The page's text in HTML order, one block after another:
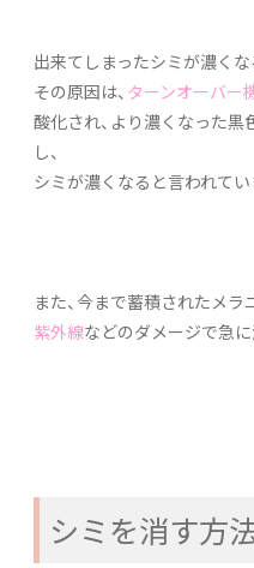
出来てしまったシミが濃くな
その原因は、 ターンオーバー
酸化され、より濃くなった
し、
シミが濃くなると言われてい
また、今まで蓄積されたメラ
紫外線などのダメージで急
シミを消す方